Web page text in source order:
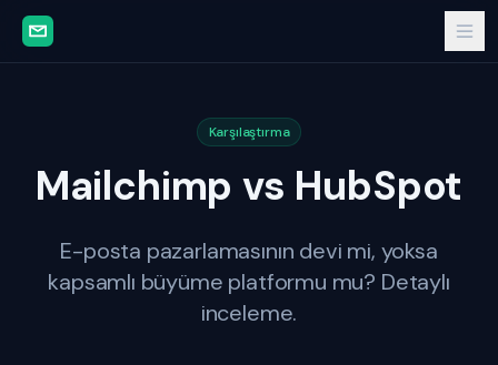
Karşılaştırma
Mailchimp vs HubSpot
E-posta pazarlamasının devi mi, yoksa
kapsamlı büyüme platformu mu? Detaylı
inceleme.